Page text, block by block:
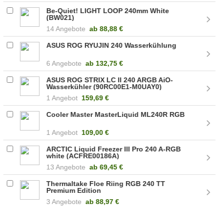
Be-Quiet! LIGHT LOOP 240mm White
(BW021)
14 Angebote ab 88,88 €
ASUS ROG RYUJIN 240 Wasserkühlung
6 Angebote ab 132,75 €
ASUS ROG STRIX LC II 240 ARGB AiO-
Wasserkühler (90RC00E1-M0UAY0)
1 Angebot 159,69 €
Cooler Master MasterLiquid ML240R RGB
1 Angebot 109,00 €
ARCTIC Liquid Freezer III Pro 240 A-RGB
white (ACFRE00186A)
13 Angebote ab 69,45 €
Thermaltake Floe Riing RGB 240 TT
Premium Edition
3 Angebote ab 88,97 €